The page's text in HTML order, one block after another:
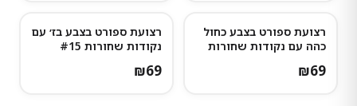
רצועת ספורט בצבע כחול
כהה עם נקודות שחורות
₪69
רצועת ספורט בצבע בז׳ עם
נקודות שחורות #15
₪69